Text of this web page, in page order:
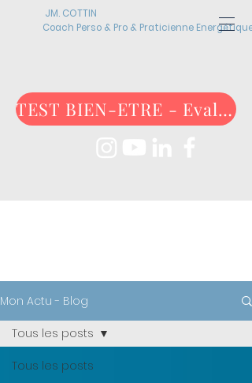
Coach Perso & Pro & Praticienne Energétique
JM. COTTIN
TEST BIEN-ETRE - Evaluez-vous maintenant !
Mon Actu - Blog
Tous les posts
Tous les posts